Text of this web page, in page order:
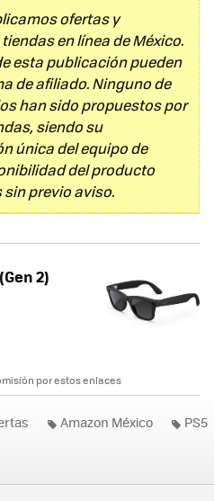
ofertas y
en línea de México.
esta publicación pueden
de afiliado. Ninguno de
han sido propuestos por
siendo su
única del equipo de
del producto
previo aviso.
2)
por estos enlaces
Amazon México PS5